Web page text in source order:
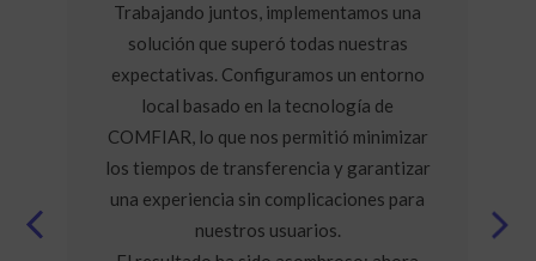
Trabajando juntos, implementamos una
solución que superó todas nuestras
expectativas. Configuramos un entorno
local basado en la tecnología de
COMFIAR, lo que nos permitió minimizar
los tiempos de transferencia y garantizar
una experiencia sin complicaciones para
nuestros usuarios.